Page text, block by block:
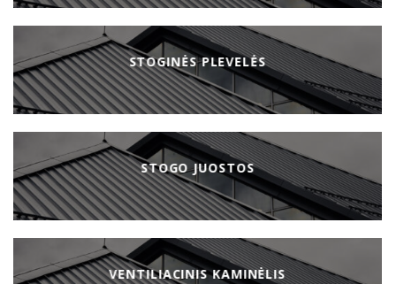
STOGINĖS PLEVELĖS
STOGO JUOSTOS
VENTILIACINIS KAMINĖLIS